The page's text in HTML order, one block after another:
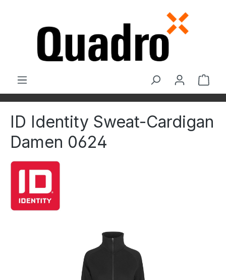
ID Identity Sweat-Cardigan
Damen 0624
Bildergalerie überspringen